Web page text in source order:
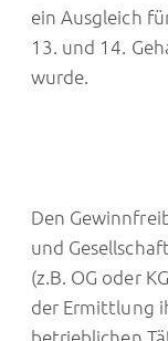
ein Ausgleich
13. und 14.
wurde.
Den
und
(z.B. OG oder
der Ermittlung